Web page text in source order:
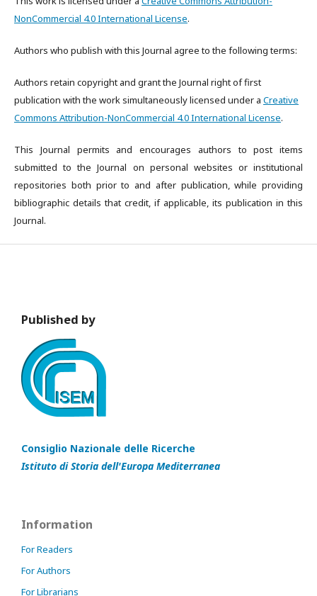
NonCommercial 4.0 International License.
Authors who publish with this Journal agree to the following terms:
Authors retain copyright and grant the Journal right of first
publication with the work simultaneously licensed under a Creative
Commons Attribution-NonCommercial 4.0 International License.
This Journal permits and encourages authors to post items
submitted to the Journal on personal websites or institutional
repositories both prior to and after publication, while providing
bibliographic details that credit, if applicable, its publication in this
Journal.
Published by
Consiglio Nazionale delle Ricerche
Istituto di Storia dell'Europa Mediterranea
Information
For Readers
For Authors
For Librarians